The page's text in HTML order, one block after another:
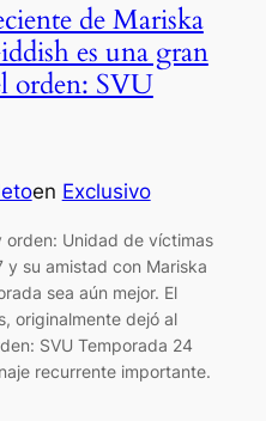
de Mariska
es una gran
orden: SVU
en Exclusivo
orden: Unidad de víctimas
su amistad con Mariska
sea aún mejor. El
originalmente dejó al
SVU Temporada 24
recurrente importante.